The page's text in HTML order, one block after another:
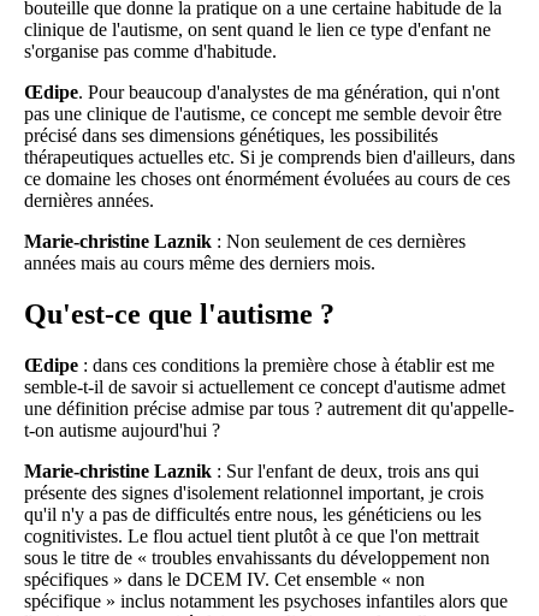
bouteille que donne la pratique on a une certaine habitude de la
clinique de l'autisme, on sent quand le lien ce type d'enfant ne
s'organise pas comme d'habitude.
Œdipe. Pour beaucoup d'analystes de ma génération, qui n'ont
pas une clinique de l'autisme, ce concept me semble devoir être
précisé dans ses dimensions génétiques, les possibilités
thérapeutiques actuelles etc. Si je comprends bien d'ailleurs, dans
ce domaine les choses ont énormément évoluées au cours de ces
dernières années.
Marie-christine Laznik : Non seulement de ces dernières
années mais au cours même des derniers mois.
Qu'est-ce que l'autisme ?
Œdipe : dans ces conditions la première chose à établir est me
semble-t-il de savoir si actuellement ce concept d'autisme admet
une définition précise admise par tous ? autrement dit qu'appelle-
t-on autisme aujourd'hui ?
Marie-christine Laznik : Sur l'enfant de deux, trois ans qui
présente des signes d'isolement relationnel important, je crois
qu'il n'y a pas de difficultés entre nous, les généticiens ou les
cognitivistes. Le flou actuel tient plutôt à ce que l'on mettrait
sous le titre de « troubles envahissants du développement non
spécifiques » dans le DCEM IV. Cet ensemble « non
spécifique » inclus notamment les psychoses infantiles alors que